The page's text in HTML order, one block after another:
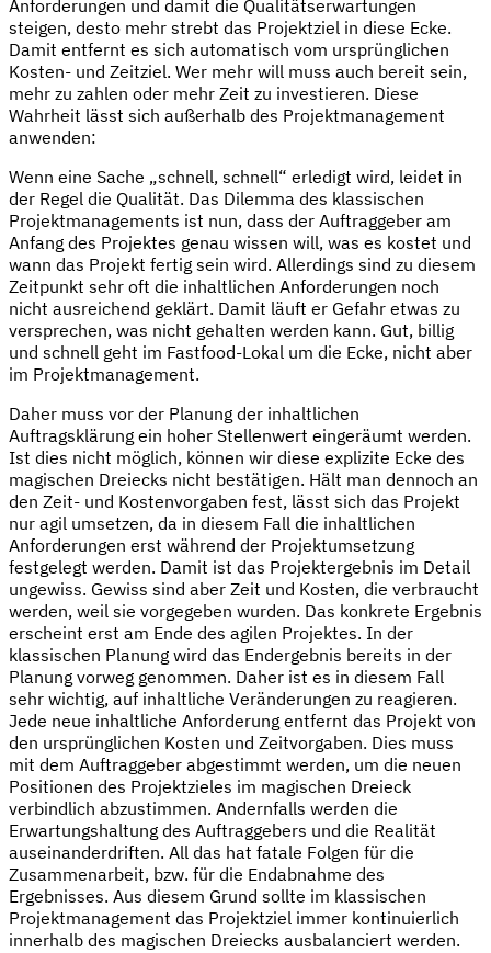
Anforderungen und damit die Qualitätserwartungen
steigen, desto mehr strebt das Projektziel in diese Ecke.
Damit entfernt es sich automatisch vom ursprünglichen
Kosten- und Zeitziel. Wer mehr will muss auch bereit sein,
mehr zu zahlen oder mehr Zeit zu investieren. Diese
Wahrheit lässt sich außerhalb des Projektmanagement
anwenden:
Wenn eine Sache „schnell, schnell“ erledigt wird, leidet in
der Regel die Qualität. Das Dilemma des klassischen
Projektmanagements ist nun, dass der Auftraggeber am
Anfang des Projektes genau wissen will, was es kostet und
wann das Projekt fertig sein wird. Allerdings sind zu diesem
Zeitpunkt sehr oft die inhaltlichen Anforderungen noch
nicht ausreichend geklärt. Damit läuft er Gefahr etwas zu
versprechen, was nicht gehalten werden kann. Gut, billig
und schnell geht im Fastfood-Lokal um die Ecke, nicht aber
im Projektmanagement.
Daher muss vor der Planung der inhaltlichen
Auftragsklärung ein hoher Stellenwert eingeräumt werden.
Ist dies nicht möglich, können wir diese explizite Ecke des
magischen Dreiecks nicht bestätigen. Hält man dennoch an
den Zeit- und Kostenvorgaben fest, lässt sich das Projekt
nur agil umsetzen, da in diesem Fall die inhaltlichen
Anforderungen erst während der Projektumsetzung
festgelegt werden. Damit ist das Projektergebnis im Detail
ungewiss. Gewiss sind aber Zeit und Kosten, die verbraucht
werden, weil sie vorgegeben wurden. Das konkrete Ergebnis
erscheint erst am Ende des agilen Projektes. In der
klassischen Planung wird das Endergebnis bereits in der
Planung vorweg genommen. Daher ist es in diesem Fall
sehr wichtig, auf inhaltliche Veränderungen zu reagieren.
Jede neue inhaltliche Anforderung entfernt das Projekt von
den ursprünglichen Kosten und Zeitvorgaben. Dies muss
mit dem Auftraggeber abgestimmt werden, um die neuen
Positionen des Projektzieles im magischen Dreieck
verbindlich abzustimmen. Andernfalls werden die
Erwartungshaltung des Auftraggebers und die Realität
auseinanderdriften. All das hat fatale Folgen für die
Zusammenarbeit, bzw. für die Endabnahme des
Ergebnisses. Aus diesem Grund sollte im klassischen
Projektmanagement das Projektziel immer kontinuierlich
innerhalb des magischen Dreiecks ausbalanciert werden.